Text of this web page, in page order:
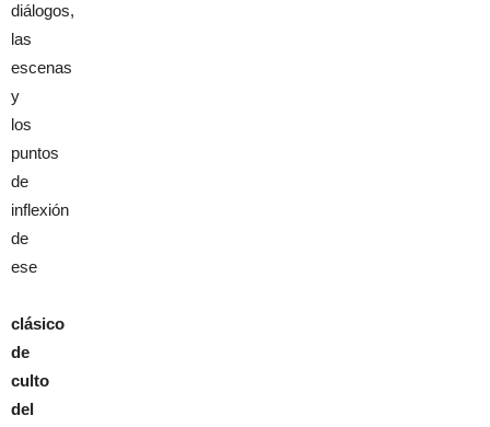
diálogos,
las
escenas
y
los
puntos
de
inflexión
de
ese
clásico
de
culto
del